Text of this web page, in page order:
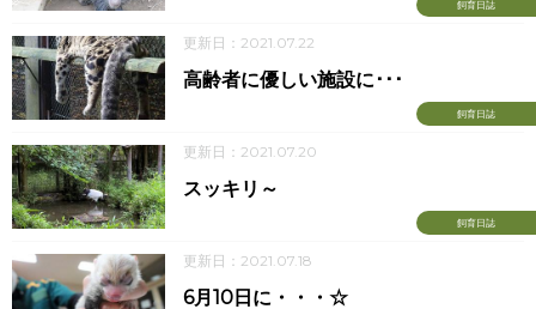
飼育日誌
更新日：2021.07.22
飼育日誌
高齢者に優しい施設に･･･
更新日：2021.07.20
飼育日誌
スッキリ～
更新日：2021.07.18
6月10日に・・・☆